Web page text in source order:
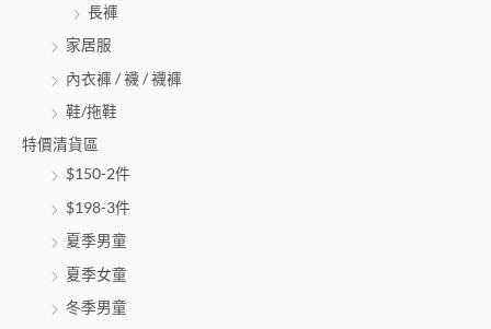
長褲
家居服
內衣褲 / 襪 / 襪褲
鞋/拖鞋
特價清貨區
$150-2件
$198-3件
夏季男童
夏季女童
冬季男童